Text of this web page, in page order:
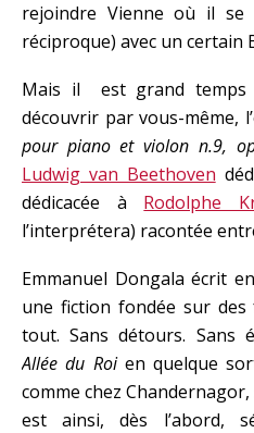
rejoindre Vienne où il se
réciproque) avec un certain
Mais il est grand temps
découvrir par vous-même,
pour piano et violon n.9,
Ludwig van Beethoven
dédicacée à Rodolphe
l’interprétera) racontée
Emmanuel Dongala écrit
une fiction fondée sur
tout. Sans détours. Sans
Allée du Roi en quelque
comme chez Chandernagor,
est ainsi, dès l’abord,